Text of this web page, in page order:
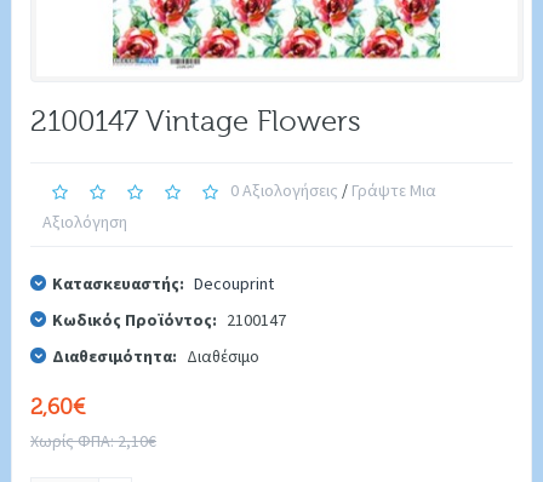
2100147 Vintage Flowers
0 Αξιολογήσεις / Γράψτε Μια
Αξιολόγηση
Κατασκευαστής: Decouprint
Κωδικός Προϊόντος: 2100147
Διαθεσιμότητα: Διαθέσιμο
2,60€
Χωρίς ΦΠΑ: 2,10€